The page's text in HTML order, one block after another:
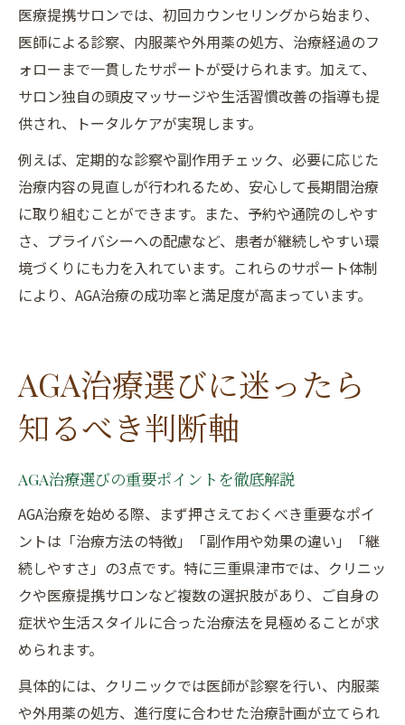
医療提携サロンでは、初回カウンセリングから始まり、
医師による診察、内服薬や外用薬の処方、治療経過のフ
ォローまで一貫したサポートが受けられます。加えて、
サロン独自の頭皮マッサージや生活習慣改善の指導も提
供され、トータルケアが実現します。
例えば、定期的な診察や副作用チェック、必要に応じた
治療内容の見直しが行われるため、安心して長期間治療
に取り組むことができます。また、予約や通院のしやす
さ、プライバシーへの配慮など、患者が継続しやすい環
境づくりにも力を入れています。これらのサポート体制
により、AGA治療の成功率と満足度が高まっています。
AGA治療選びに迷ったら
知るべき判断軸
AGA治療選びの重要ポイントを徹底解説
AGA治療を始める際、まず押さえておくべき重要なポイ
ントは「治療方法の特徴」「副作用や効果の違い」「継
続しやすさ」の3点です。特に三重県津市では、クリニッ
クや医療提携サロンなど複数の選択肢があり、ご自身の
症状や生活スタイルに合った治療法を見極めることが求
められます。
具体的には、クリニックでは医師が診察を行い、内服薬
や外用薬の処方、進行度に合わせた治療計画が立てられ